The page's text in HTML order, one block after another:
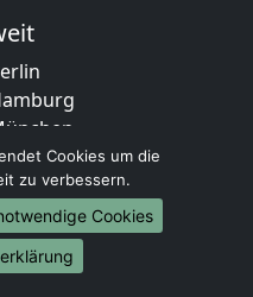
am Main
Cookies um die
zu verbessern.
Cookies